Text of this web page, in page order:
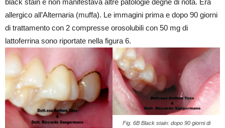
allergico all’Alternaria (muffa). Le immagini prima e dopo 90 giorni
di trattamento con 2 compresse orosolubili con 50 mg di
lattoferrina sono riportate nella figura 6.
Fig. 6B Black stain: dopo 90 giorni di